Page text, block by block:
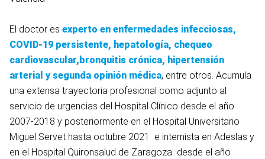
El doctor es experto en enfermedades infecciosas,
COVID-19 persistente, hepatología, chequeo
cardiovascular,bronquitis crónica, hipertensión
arterial y segunda opinión médica, entre otros. Acumula
una extensa trayectoria profesional como adjunto al
servicio de urgencias del Hospital Clínico desde el año
2007-2018 y posteriormente en el Hospital Universitario
Miguel Servet hasta octubre 2021 e internista en Adeslas y
en el Hospital Quironsalud de Zaragoza desde el año